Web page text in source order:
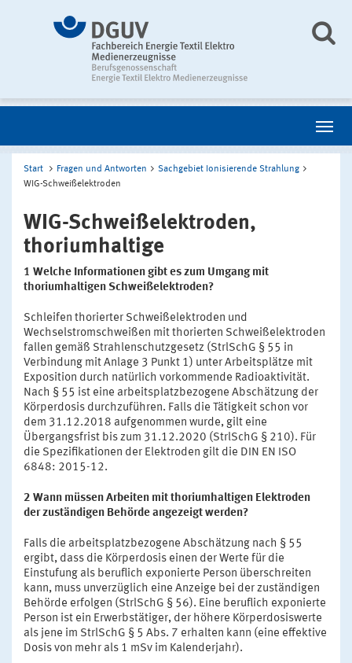
Start Fragen und Antworten
Sachgebiet Ionisierende Strahlung
WIG-Schweißelektroden
WIG-Schweißelektroden,
thoriumhaltige
1 Welche Informationen gibt es zum Umgang mit
thoriumhaltigen Schweißelektroden?
Schleifen thorierter Schweißelektroden und
Wechselstromschweißen mit thorierten Schweißelektroden
fallen gemäß Strahlenschutzgesetz (StrlSchG § 55 in
Verbindung mit Anlage 3 Punkt 1) unter Arbeitsplätze mit
Exposition durch natürlich vorkommende Radioaktivität.
Nach § 55 ist eine arbeitsplatzbezogene Abschätzung der
Körperdosis durchzuführen. Falls die Tätigkeit schon vor
dem 31.12.2018 aufgenommen wurde, gilt eine
Übergangsfrist bis zum 31.12.2020 (StrlSchG § 210). Für
die Spezifikationen der Elektroden gilt die DIN EN ISO
6848: 2015-12.
2 Wann müssen Arbeiten mit thoriumhaltigen Elektroden
der zuständigen Behörde angezeigt werden?
Falls die arbeitsplatzbezogene Abschätzung nach § 55
ergibt, dass die Körperdosis einen der Werte für die
Einstufung als beruflich exponierte Person überschreiten
kann, muss unverzüglich eine Anzeige bei der zuständigen
Behörde erfolgen (StrlSchG § 56). Eine beruflich exponierte
Person ist ein Erwerbstätiger, der höhere Körperdosiswerte
als jene im StrlSchG § 5 Abs. 7 erhalten kann (eine effektive
Dosis von mehr als 1 mSv im Kalenderjahr).